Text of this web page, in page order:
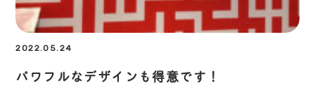
2022.05.24
パワフルなデザインも得意です！